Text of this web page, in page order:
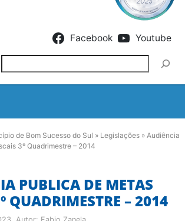
Facebook Youtube
de Bom Sucesso do Sul » Legislações » Audiência
3º Quadrimestre – 2014
PUBLICA DE METAS
QUADRIMESTRE – 2014